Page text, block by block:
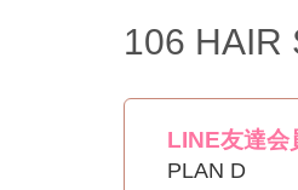
106 HAIR
LINE友達会
PLAN D